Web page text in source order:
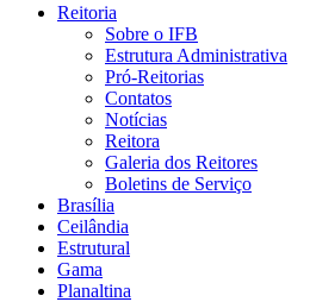
Reitoria
Sobre o IFB
Estrutura Administrativa
Pró-Reitorias
Contatos
Notícias
Reitora
Galeria dos Reitores
Boletins de Serviço
Brasília
Ceilândia
Estrutural
Gama
Planaltina